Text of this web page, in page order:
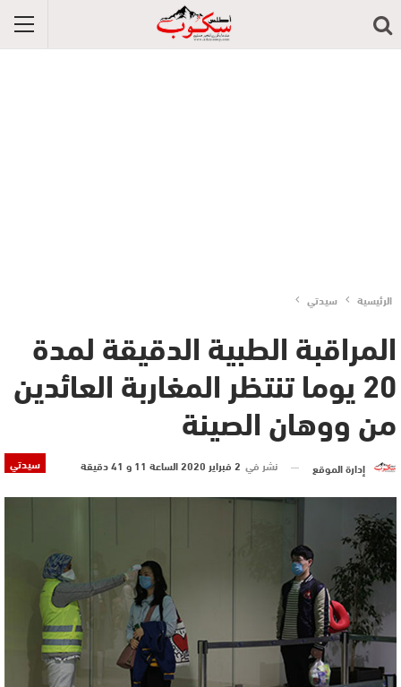
الرئيسية سيدتي
المراقبة الطبية الدقيقة لمدة
20 يوما تنتظر المغاربة العائدين
من ووهان الصينة
سيدتي إدارة الموقع نشر في 2 فبراير 2020 الساعة 11 و 41 دقيقة